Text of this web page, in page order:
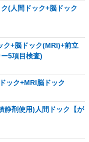
(人間ドック+脳ドック
ク+脳ドック(MRI)+前立
5項目検査)
ック+MRI脳ドック
静剤使用)人間ドック【が